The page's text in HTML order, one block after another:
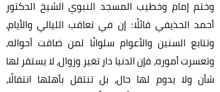
وختم إمام وخطيب المسجد النبوي الشيخ الدكتور
أحمد الحذيفي قائلًا: إن في تعاقب الليالي والأيام،
وتتابع السنين والأعوام سلوانًا لمن ضاقت أحواله،
وتعسرت أموره، فإن الدنيا دار تغير وزوال، لا يستقر لها
شأن ولا يدوم لها حال، بل تنتقل بأهلها انتقالًا،